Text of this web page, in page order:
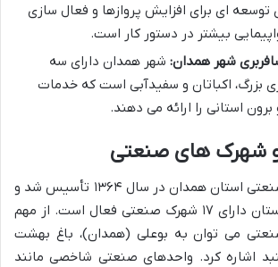
ای برای افزایش پروازها و فعال سازی
بیشتر در دستور کار است.
شهر همدان: شهر همدان دارای سه
بزرگ، اکباتان و سفیدآبی است که خدمات
استانی را ارائه می دهند.
شرکت شهرک های صنعتی استان همدان در سال ۱۳۶۴ تأسیس شد و
در حال حاضر این استان دارای ۱۷ شهرک صنعتی فعال است. از مهم
می توان به بوعلی (همدان)، باغ بهشت
اشاره کرد. واحدهای صنعتی شاخصی مانند